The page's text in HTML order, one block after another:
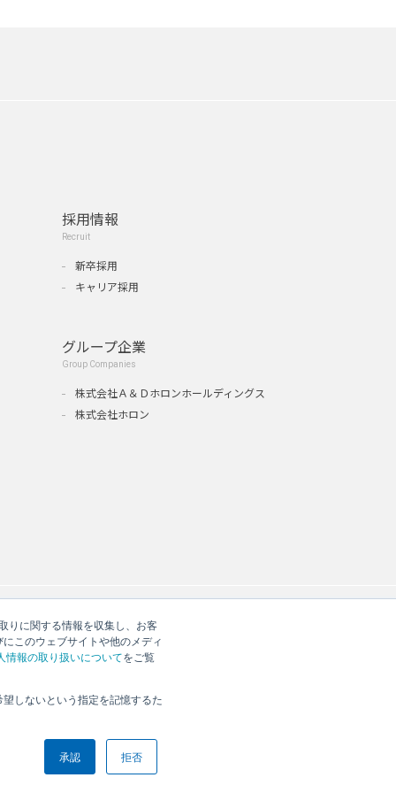
りに関する情報を収集し、お客
このウェブサイトや他のメディ
情報の取り扱いについてをご覧
しないという指定を記憶するた
承認 拒否
採用情報
Recruit
新卒採用
キャリア採用
グループ企業
Group Companies
株式会社Ａ＆Ｄホロンホールディングス
株式会社ホロン